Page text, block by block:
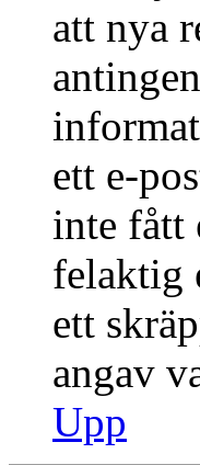
att nya
ett e-
inte fått
felaktig
ett
angav
Upp